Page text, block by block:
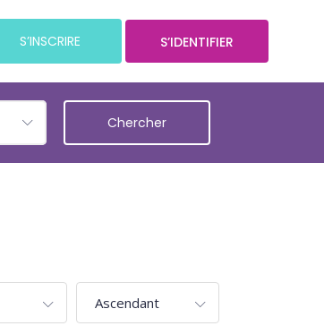
S’INSCRIRE S’IDENTIFIER